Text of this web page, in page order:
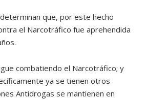
que, por este hecho
el Narcotráfico fue aprehendida
combatiendo el Narcotráfico; y
ya se tienen otros
Antidrogas se mantienen en